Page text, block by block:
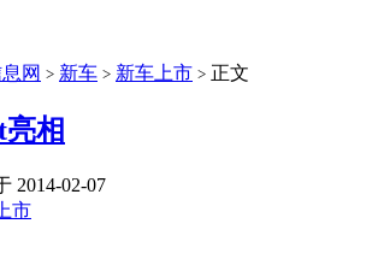
网 > 新车 > 新车上市 > 正文
相
2014-02-07
市